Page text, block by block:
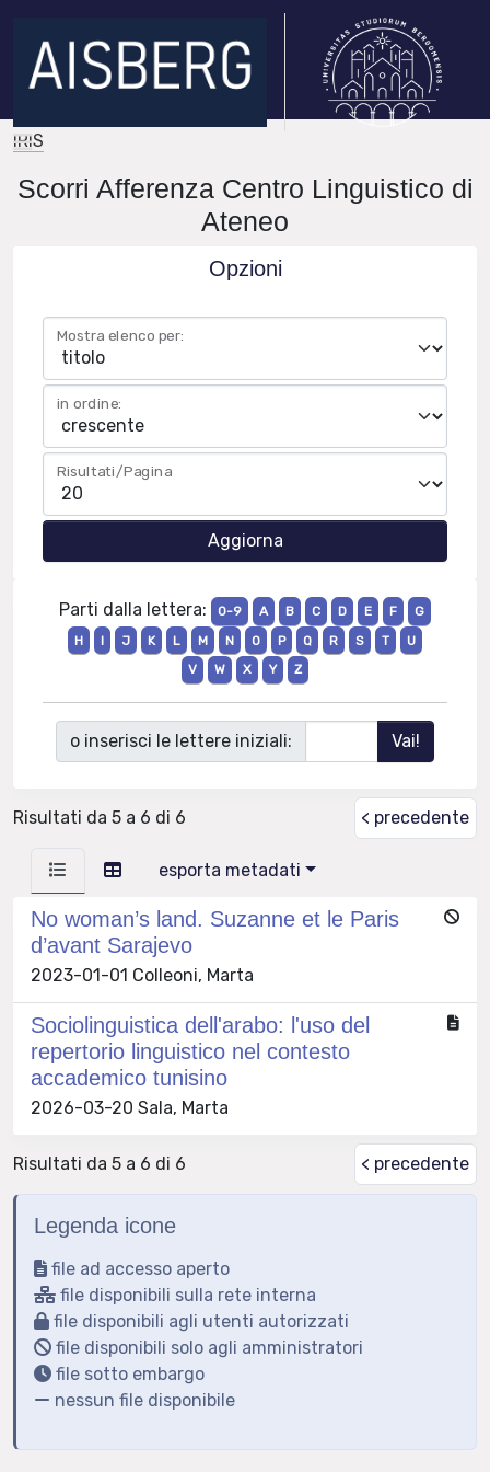
IRIS
Scorri Afferenza Centro Linguistico di
Ateneo
Opzioni
Mostra elenco per:
in ordine:
Risultati/Pagina
Parti dalla lettera: 0-9 A B C D E F
G
H
I J K L M N O P Q R S T
U
V
W X Y Z
o inserisci le lettere iniziali:
Risultati da 5 a 6 di 6 < precedente
esporta metadati
No woman’s land. Suzanne et le Paris
d’avant Sarajevo
2023-01-01 Colleoni, Marta
Sociolinguistica dell'arabo: l'uso del
repertorio linguistico nel contesto
accademico tunisino
2026-03-20 Sala, Marta
Risultati da 5 a 6 di 6 < precedente
Legenda icone
file ad accesso aperto
file disponibili sulla rete interna
file disponibili agli utenti autorizzati
file disponibili solo agli amministratori
file sotto embargo
nessun file disponibile